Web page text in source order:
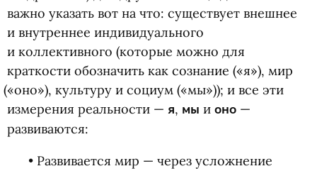
важно указать вот на что: существует внешнее
и внутреннее индивидуального
и коллективного (которые можно для
краткости обозначить как сознание («я»), мир
(«оно»), культуру и социум («мы»)); и все эти
измерения реальности — я, мы и оно —
развиваются:
• Развивается мир — через усложнение